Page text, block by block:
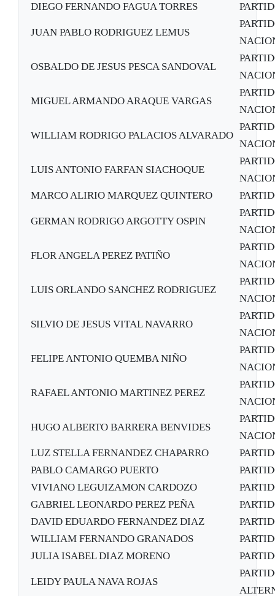
DIEGO FERNANDO FAGUA TORRES
JUAN PABLO RODRIGUEZ LEMUS
OSBALDO DE JESUS PESCA SANDOVAL
MIGUEL ARMANDO ARAQUE VARGAS
WILLIAM RODRIGO PALACIOS ALVARADO
LUIS ANTONIO FARFAN SIACHOQUE
MARCO ALIRIO MARQUEZ QUINTERO
GERMAN RODRIGO ARGOTTY OSPIN
FLOR ANGELA PEREZ PATIÑO
LUIS ORLANDO SANCHEZ RODRIGUEZ
SILVIO DE JESUS VITAL NAVARRO
FELIPE ANTONIO QUEMBA NIÑO
RAFAEL ANTONIO MARTINEZ PEREZ
HUGO ALBERTO BARRERA BENVIDES
LUZ STELLA FERNANDEZ CHAPARRO
PABLO CAMARGO PUERTO
VIVIANO LEGUIZAMON CARDOZO
GABRIEL LEONARDO PEREZ PEÑA
DAVID EDUARDO FERNANDEZ DIAZ
WILLIAM FERNANDO GRANADOS
JULIA ISABEL DIAZ MORENO
LEIDY PAULA NAVA ROJAS